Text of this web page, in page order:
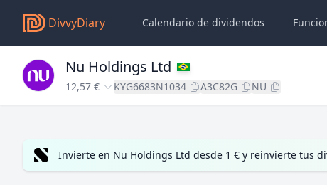
DivvyDiary Calendario de dividendos
Nu Holdings Ltd
12,57 € KYG6683N1034 A3C82G NU
Invierte en Nu Holdings Ltd desde 1 € y reinvierte tus